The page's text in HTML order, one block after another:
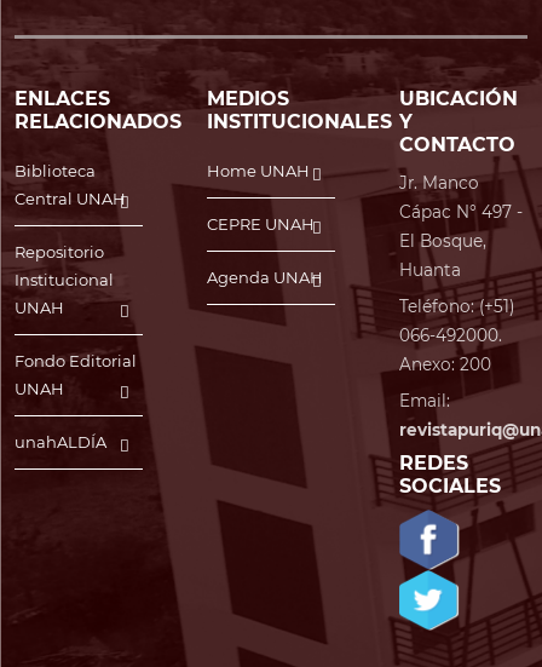
ENLACES
RELACIONADOS
Biblioteca
Central UNAH
Repositorio
Institucional
UNAH
Fondo Editorial
UNAH
unahALDÍA
MEDIOS
INSTITUCIONALES
Home UNAH
CEPRE UNAH
Agenda UNAH
UBICACIÓN
Y
CONTACTO
Jr. Manco
Cápac N° 497 -
El Bosque,
Huanta
Teléfono: (+51)
066-492000.
Anexo: 200
Email:
REDES
SOCIALES